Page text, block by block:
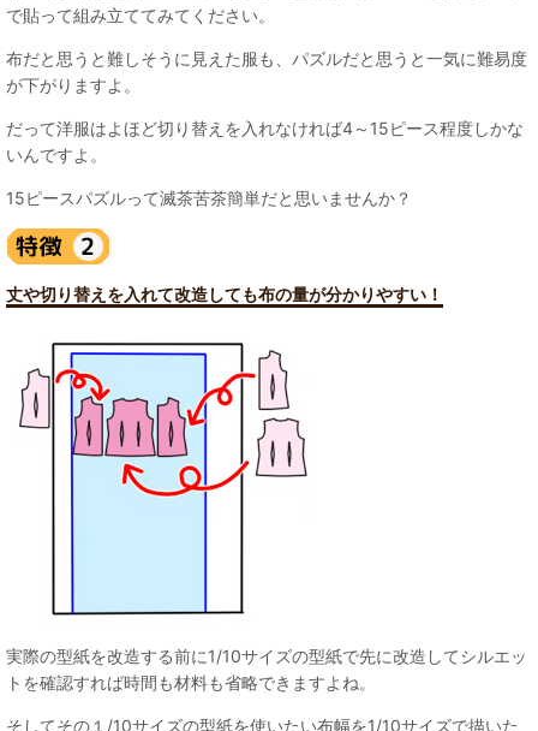
で貼って組み立ててみてください。
布だと思うと難しそうに見えた服も、パズルだと思うと一気に難易度
が下がりますよ。
だって洋服はよほど切り替えを入れなければ4～15ピース程度しかな
いんですよ。
15ピースパズルって滅茶苦茶簡単だと思いませんか？
丈や切り替えを入れて改造しても布の量が分かりやすい！
実際の型紙を改造する前に1/10サイズの型紙で先に改造してシルエッ
トを確認すれば時間も材料も省略できますよね。
そしてその１/10サイズの型紙を使いたい布幅を1/10サイズで描いた